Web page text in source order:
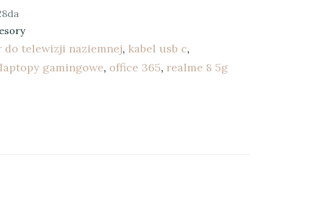
do telewizji naziemnej, kabel usb c,
laptopy gamingowe, office 365, realme 8 5g